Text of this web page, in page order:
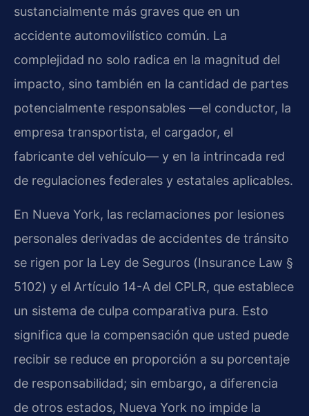
sustancialmente más graves que en un
accidente automovilístico común. La
complejidad no solo radica en la magnitud del
impacto, sino también en la cantidad de partes
potencialmente responsables —el conductor, la
empresa transportista, el cargador, el
fabricante del vehículo— y en la intrincada red
de regulaciones federales y estatales aplicables.
En Nueva York, las reclamaciones por lesiones
personales derivadas de accidentes de tránsito
se rigen por la Ley de Seguros (Insurance Law §
5102) y el Artículo 14-A del CPLR, que establece
un sistema de culpa comparativa pura. Esto
significa que la compensación que usted puede
recibir se reduce en proporción a su porcentaje
de responsabilidad; sin embargo, a diferencia
de otros estados, Nueva York no impide la